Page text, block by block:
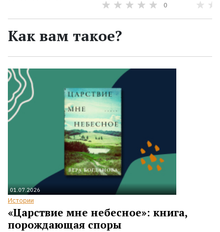
0
Как вам такое?
01.07.2026
Истории
«Царствие мне небесное»: книга,
порождающая споры